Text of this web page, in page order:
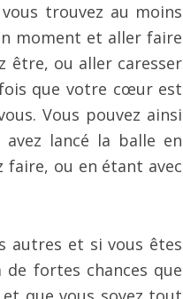
trouvez au moins
moment et aller faire
être, ou aller caresser
fois que votre cœur est
Vous pouvez ainsi
lancé la balle en
faire, ou en étant avec
autres et si vous êtes
de fortes chances que